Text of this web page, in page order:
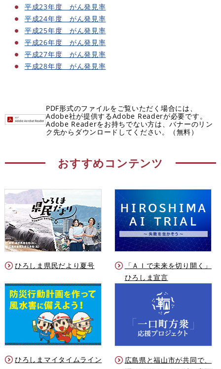
平成23年度 がん発見率
平成24年度 がん発見率
平成25年度 がん発見率
平成26年度 がん発見率
平成27年度 がん発見率
平成28年度 がん発見率
PDF形式のファイルをご覧いただく場合には、
Adobe社が提供するAdobe Readerが必要です。
Adobe Readerをお持ちでない方は、バナーのリン
ク先からダウンロードしてください。（無料）
おすすめコンテンツ
ひろしま県民だより夏号
「ＡＩで未来を切り開く」
ひろしま宣言
ひろしまマイタイムライン
広島県と福山市が共同で、